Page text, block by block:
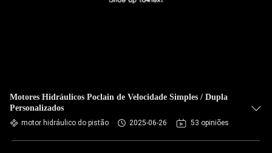
Motores Hidráulicos Poclain de Velocidade Simples / Dupla
Personalizados
motor hidráulico do pistão 2025-06-26 53 opiniões